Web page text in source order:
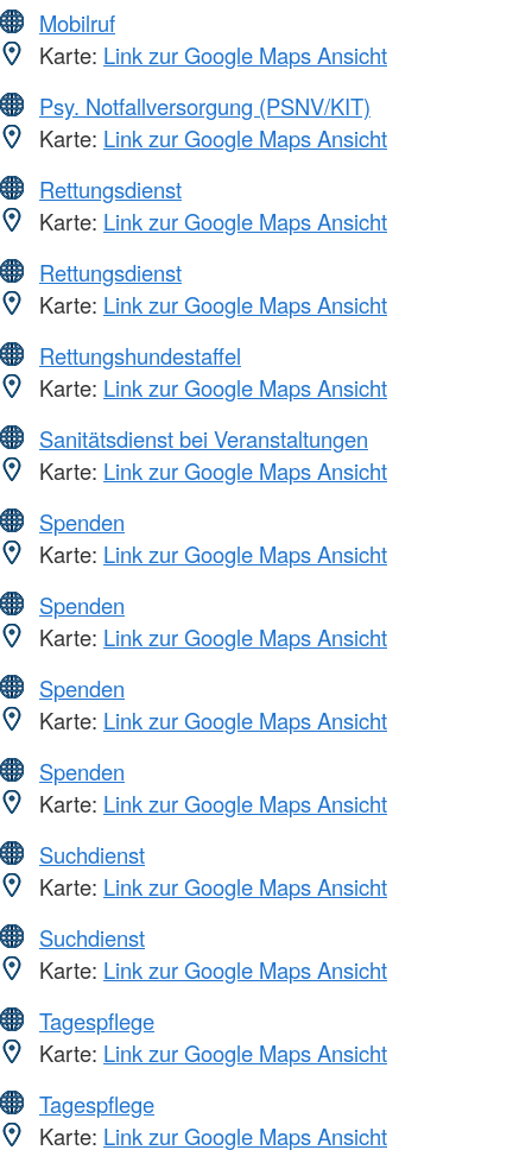
Mobilruf
Karte: Link zur Google Maps Ansicht
Psy. Notfallversorgung (PSNV/KIT)
Karte: Link zur Google Maps Ansicht
Rettungsdienst
Karte: Link zur Google Maps Ansicht
Rettungsdienst
Karte: Link zur Google Maps Ansicht
Rettungshundestaffel
Karte: Link zur Google Maps Ansicht
Sanitätsdienst bei Veranstaltungen
Karte: Link zur Google Maps Ansicht
Spenden
Karte: Link zur Google Maps Ansicht
Spenden
Karte: Link zur Google Maps Ansicht
Spenden
Karte: Link zur Google Maps Ansicht
Spenden
Karte: Link zur Google Maps Ansicht
Suchdienst
Karte: Link zur Google Maps Ansicht
Suchdienst
Karte: Link zur Google Maps Ansicht
Tagespflege
Karte: Link zur Google Maps Ansicht
Tagespflege
Karte: Link zur Google Maps Ansicht